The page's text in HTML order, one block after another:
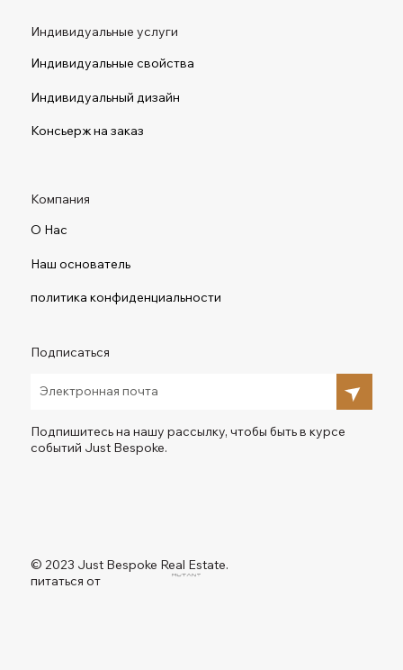
Индивидуальные услуги
Индивидуальные свойства
Индивидуальный дизайн
Консьерж на заказ
Компания
О Нас
Наш основатель
политика конфиденциальности
Подписаться
Подпишитесь на нашу рассылку, чтобы быть в курсе
событий Just Bespoke.
© 2023 Just Bespoke Real Estate.
питаться от